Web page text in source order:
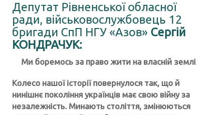
Депутат Рівненської обласної
ради, військовослужбовець 12
бригади СпП НГУ «Азов» Сергій
КОНДРАЧУК:
Ми боремось за право жити на власній землі
Колесо нашої історії повернулося так, що й
нинішнє покоління українців має свою війну за
незалежність. Минають століття, змінюються